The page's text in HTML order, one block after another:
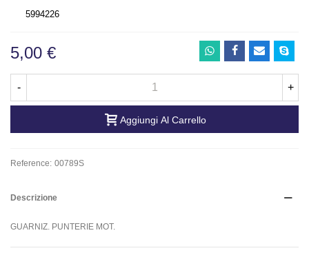
5994226
5,00 €
- +
Aggiungi Al Carrello
Reference: 00789S
Descrizione
GUARNIZ. PUNTERIE MOT.